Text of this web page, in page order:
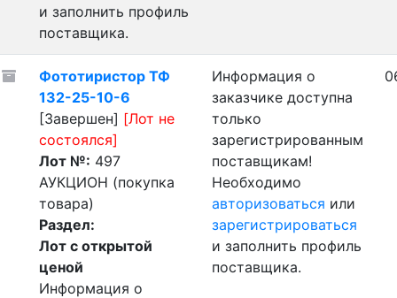
и заполнить профиль
поставщика.
Фототиристор ТФ
132-25-10-6
[Завершен] [Лот не
состоялся]
Лот №: 497
АУКЦИОН (покупка
товара)
Раздел:
Лот с открытой
ценой
Информация о
Информация о
заказчике доступна
только
зарегистрированным
поставщикам!
Необходимо
авторизоваться или
зарегистрироваться
и заполнить профиль
поставщика.